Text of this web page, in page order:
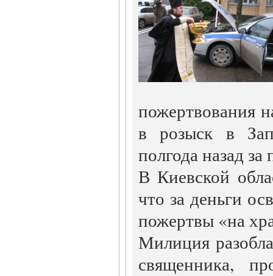
пожертвования
в розыск в
полгода назад
В Киевской
что за деньги
пожертвы «на
Милиция
священника,